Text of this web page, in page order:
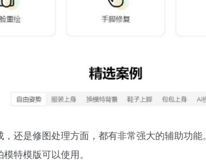
还是修图处理方面，都有非常强大的辅助功
特模版可以使用。